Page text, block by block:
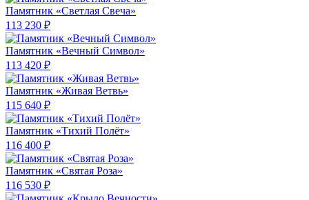
Памятник «Светлая Свеча»
113 230 ₽
Памятник «Вечный Символ»
113 420 ₽
Памятник «Живая Ветвь»
115 640 ₽
Памятник «Тихий Полёт»
116 400 ₽
Памятник «Святая Роза»
116 530 ₽